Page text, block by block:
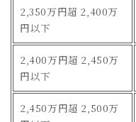
2,350万円超 2,400万
円以下
2,400万円超 2,450万
円以下
2,450万円超 2,500万